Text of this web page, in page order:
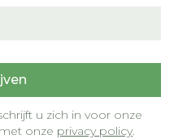
u zich in voor onze
onze privacy policy.